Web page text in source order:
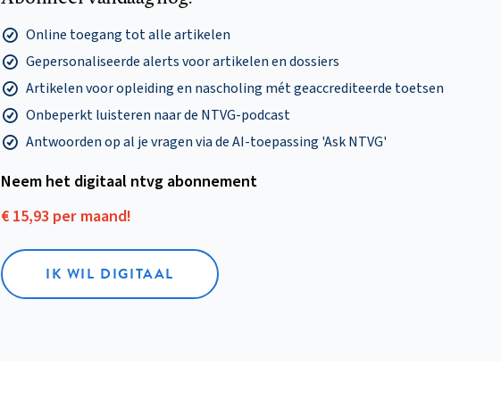
Online toegang tot alle artikelen
Gepersonaliseerde alerts voor artikelen en dossiers
Artikelen voor opleiding en nascholing mét geaccrediteerde toetsen
Onbeperkt luisteren naar de NTVG-podcast
Antwoorden op al je vragen via de AI-toepassing 'Ask NTVG'
Neem het digitaal ntvg abonnement
€ 15,93 per maand!
IK WIL DIGITAAL